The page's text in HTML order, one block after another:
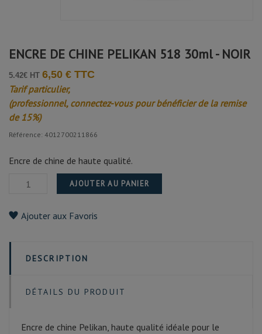
ENCRE DE CHINE PELIKAN 518 30ml - NOIR
5.42€ HT 6,50 € TTC
Tarif particulier,
(professionnel, connectez-vous pour bénéficier de la remise
de 15%)
Référence: 4012700211866
Encre de chine de haute qualité.
AJOUTER AU PANIER
Ajouter aux Favoris
DESCRIPTION
DÉTAILS DU PRODUIT
Encre de chine Pelikan, haute qualité idéale pour le